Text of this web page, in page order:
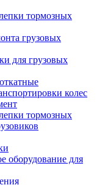
тормозных
грузовых
для грузовых
колес
тормозных
оборудование для